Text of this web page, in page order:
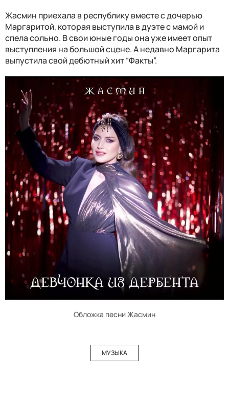
Жасмин приехала в республику вместе с дочерью
Маргаритой, которая выступила в дуэте с мамой и
спела сольно. В свои юные годы она уже имеет опыт
выступления на большой сцене. А недавно Маргарита
выпустила свой дебютный хит “Факты”.
Обложка песни Жасмин
МУЗЫКА